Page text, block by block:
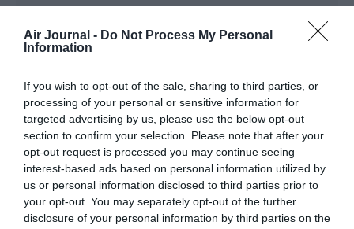
Air Journal - Do Not Process My Personal
Information
If you wish to opt-out of the sale, sharing to third parties, or
processing of your personal or sensitive information for
targeted advertising by us, please use the below opt-out
section to confirm your selection. Please note that after your
opt-out request is processed you may continue seeing
interest-based ads based on personal information utilized by
us or personal information disclosed to third parties prior to
your opt-out. You may separately opt-out of the further
disclosure of your personal information by third parties on the
LAISSER UN COMMENTAIRE
FAIRE UN DON
Appel aux lecteurs !
Soutenez Air Journal participezà son
développement !